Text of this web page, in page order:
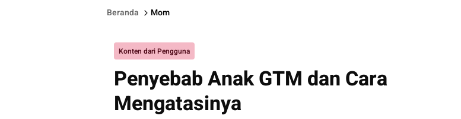
Beranda Mom
Konten dari Pengguna
Penyebab Anak GTM dan Cara
Mengatasinya